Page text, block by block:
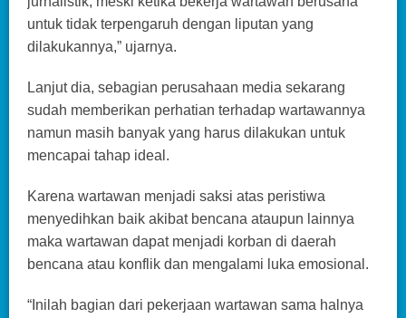
untuk tidak terpengaruh dengan liputan yang
dilakukannya,” ujarnya.
Lanjut dia, sebagian perusahaan media sekarang
sudah memberikan perhatian terhadap wartawannya
namun masih banyak yang harus dilakukan untuk
mencapai tahap ideal.
Karena wartawan menjadi saksi atas peristiwa
menyedihkan baik akibat bencana ataupun lainnya
maka wartawan dapat menjadi korban di daerah
bencana atau konflik dan mengalami luka emosional.
“Inilah bagian dari pekerjaan wartawan sama halnya